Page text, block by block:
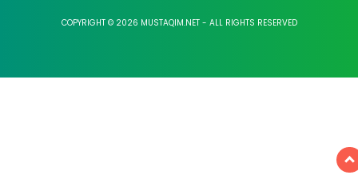
COPYRIGHT © 2026 MUSTAQIM.NET - ALL RIGHTS RESERVED